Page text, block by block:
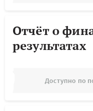
Отчёт о
результатах
Доступно по